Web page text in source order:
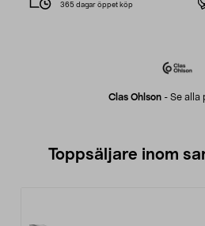
Clas Ohlson - Se alla
365 dagar öppet köp
Toppsäljare inom